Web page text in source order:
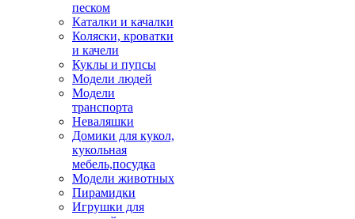
песком
Каталки и качалки
Коляски, кроватки
и качели
Куклы и пупсы
Модели людей
Модели
транспорта
Неваляшки
Домики для кукол,
кукольная
мебель,посудка
Модели животных
Пирамидки
Игрушки для